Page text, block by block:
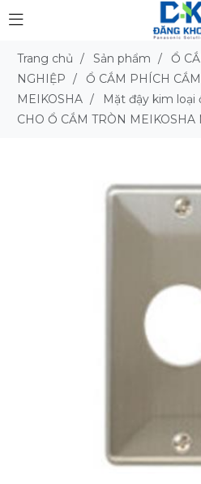
Trang chủ / Sản phẩm /
Ổ
NGHIỆP /
Ổ CẮM PHÍCH
MEIKOSHA / Mặt đậy kim loại
CHO Ổ CẮM TRÒN MEIKOSHA